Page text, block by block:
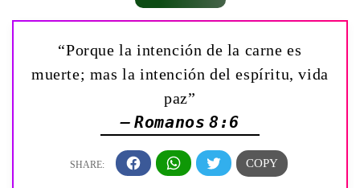
“Porque la intención de la carne es
muerte; mas la intención del espíritu, vida
paz”
— Romanos 8:6